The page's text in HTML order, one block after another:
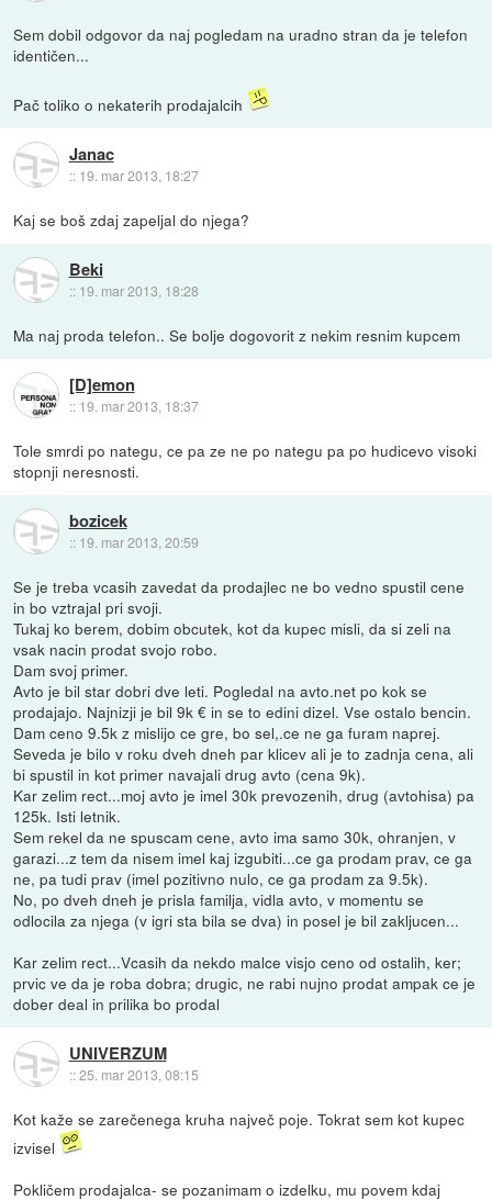
Sem dobil odgovor da naj pogledam na uradno stran da je telefon
identičen...
Pač toliko o nekaterih prodajalcih
Janac
:: 19. mar 2013, 18:27
Kaj se boš zdaj zapeljal do njega?
Beki
:: 19. mar 2013, 18:28
Ma naj proda telefon.. Se bolje dogovorit z nekim resnim kupcem
[D]emon
:: 19. mar 2013, 18:37
Tole smrdi po nategu, ce pa ze ne po nategu pa po hudicevo visoki
stopnji neresnosti.
bozicek
:: 19. mar 2013, 20:59
Se je treba vcasih zavedat da prodajlec ne bo vedno spustil cene
in bo vztrajal pri svoji.
Tukaj ko berem, dobim obcutek, kot da kupec misli, da si zeli na
vsak nacin prodat svojo robo.
Dam svoj primer.
Avto je bil star dobri dve leti. Pogledal na avto.net po kok se
prodajajo. Najnizji je bil 9k € in se to edini dizel. Vse ostalo bencin.
Dam ceno 9.5k z mislijo ce gre, bo sel,.ce ne ga furam naprej.
Seveda je bilo v roku dveh dneh par klicev ali je to zadnja cena, ali
bi spustil in kot primer navajali drug avto (cena 9k).
Kar zelim rect...moj avto je imel 30k prevozenih, drug (avtohisa) pa
125k. Isti letnik.
Sem rekel da ne spuscam cene, avto ima samo 30k, ohranjen, v
garazi...z tem da nisem imel kaj izgubiti...ce ga prodam prav, ce ga
ne, pa tudi prav (imel pozitivno nulo, ce ga prodam za 9.5k).
No, po dveh dneh je prisla familja, vidla avto, v momentu se
odlocila za njega (v igri sta bila se dva) in posel je bil zakljucen...
Kar zelim rect...Vcasih da nekdo malce visjo ceno od ostalih, ker;
prvic ve da je roba dobra; drugic, ne rabi nujno prodat ampak ce je
dober deal in prilika bo prodal
UNIVERZUM
::25. mar 2013, 08:15
Kot kaže se zarečenega kruha največ poje. Tokrat sem kot kupec
izvisel
Pokličem prodajalca- se pozanimam o izdelku, mu povem kdaj